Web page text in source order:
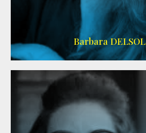
IMDB
Barbara DELSOL